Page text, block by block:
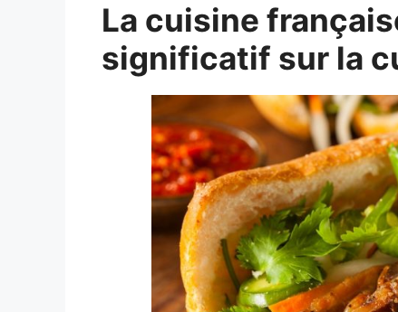
La cuisine
significatif sur la